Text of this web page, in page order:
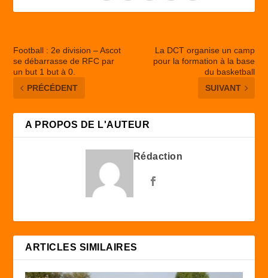
Football : 2e division – Ascot
se débarrasse de RFC par
un but 1 but à 0.
PRÉCÉDENT
La DCT organise un camp
pour la formation à la base
du basketball
SUIVANT
A PROPOS DE L'AUTEUR
Rédaction
ARTICLES SIMILAIRES